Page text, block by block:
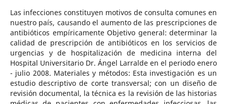
Las infecciones constituyen motivos de consulta comunes en
nuestro país, causando el aumento de las prescripciones de
antibióticos empíricamente Objetivo general: determinar la
calidad de prescripción de antibióticos en los servicios de
urgencias y de hospitalización de medicina interna del
Hospital Universitario Dr. Ángel Larralde en el periodo enero
- julio 2008. Materiales y métodos: Esta investigación es un
estudio descriptivo de corte transversal; con un diseño de
revisión documental, la técnica es la revisión de las historias